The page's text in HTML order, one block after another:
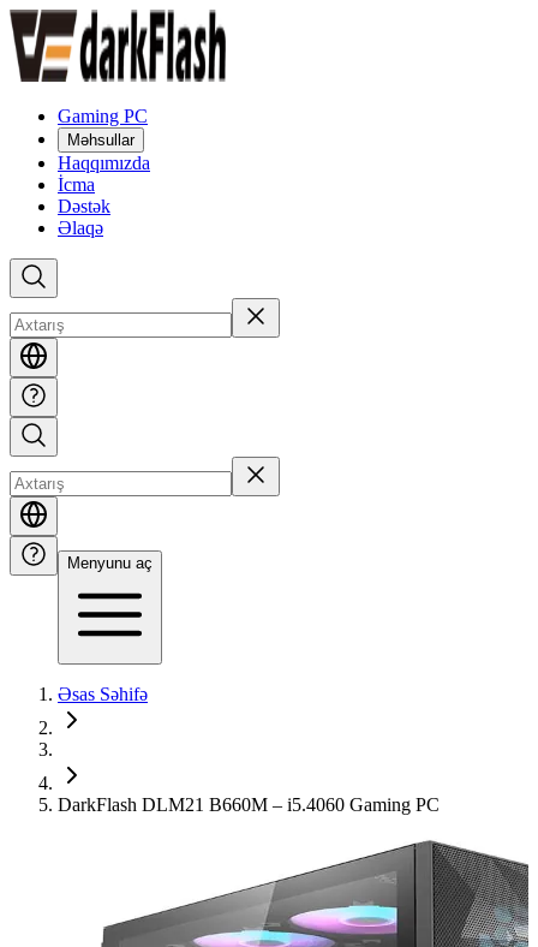
Gaming PC
Məhsullar
Haqqımızda
İcma
Dəstək
Əlaqə
Menyunu aç
Əsas Səhifə
DarkFlash DLM21 B660M – i5.4060 Gaming PC